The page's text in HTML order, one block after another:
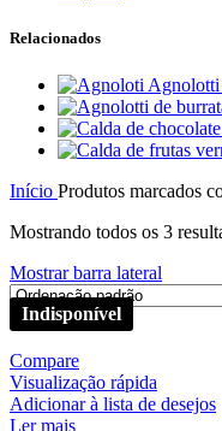
Relacionados
Agnolotti
Início Produtos marcados
Mostrando todos os 3
Mostrar barra lateral
Compare
Visualização rápida
Adicionar à lista de desejos
Ler mais